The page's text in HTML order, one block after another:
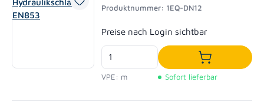
Produktnummer: 1EQ-DN12
Regulärer Preis:
Preise nach Login sichtbar
VPE: m
In den
Sofort lieferbar